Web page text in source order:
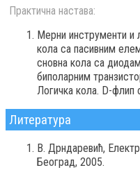
Практична настава:
Meрни инструменти и
кола са пасивним
сновна кола са
биполарним
Логичка кола. D-флип
Литература
В. Дрндаревић,
Београд, 2005.